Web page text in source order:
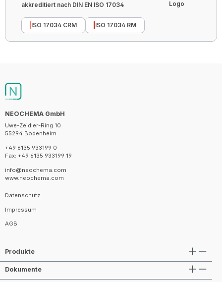
akkreditiert nach DIN EN ISO 17034
ISO 17034 CRM ISO 17034 RM
NEOCHEMA GmbH
Uwe-Zeidler-Ring 10
55294 Bodenheim
+49 6135 933199 0
Fax: +49 6135 933199 19
info@neochema.com
www.neochema.com
Datenschutz
Impressum
AGB
Produkte
Dokumente